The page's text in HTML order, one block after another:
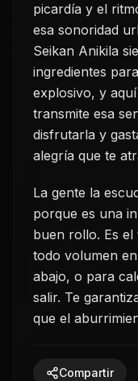
picardía y el
esa sonoridad
Seikan Anikila
ingredientes
explosivo, y
transmite esa
disfrutarla y
alegría que te
La gente la
porque es una
buen rollo. Es el
todo volumen
abajo, o para
salir. Te
que el
Compartir